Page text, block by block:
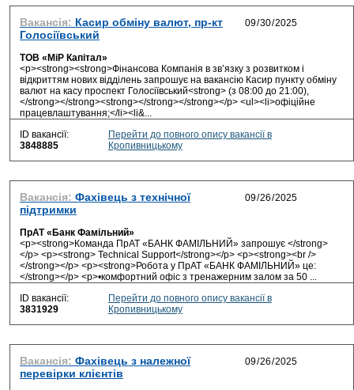
Вакансія: Касир обміну валют, пр-кт
Голосіївський
ТОВ «МіР Капітал»
<p><strong><strong>Фінансова Компанія в зв’язку з розвитком і
відкриттям нових відділень запрошує на вакансію Касир пункту обміну
валют на касу проспект Голосіївський<strong> (з 08:00 до 21:00),
</strong></strong><strong></strong></strong></p> <ul><li>офіційне
працевлаштування;</li><li&...
ID вакансії:
3848885
Перейти до повного опису вакансії в
Кропивницькому
Вакансія: Фахівець з технічної
підтримки
ПрАТ «Банк Фамільний»
<p><strong>Команда ПрАТ «БАНК ФАМІЛЬНИЙ» запрошує </strong>
</p> <p><strong> Technical Support</strong></p> <p><strong><br />
</strong></p> <p><strong>Робота у ПрАТ «БАНК ФАМІЛЬНИЙ» це:
</strong></p> <p>•комфортний офіс з тренажерним залом за 50 ...
ID вакансії:
3831929
Перейти до повного опису вакансії в
Кропивницькому
Вакансія: Фахівець з належної
перевірки клієнтів